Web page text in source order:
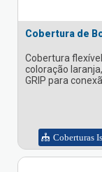
Cobertura de
Cobertura
coloração
GRIP para
Coberturas